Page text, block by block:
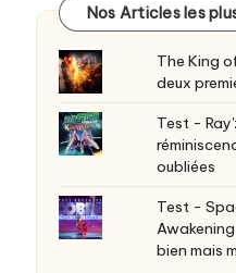
Nos Articles les
The King
deux
Test -
oubliées
Test -
bien mais